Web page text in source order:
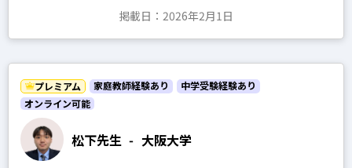
掲載日：2026年2月1日
松下先生 - 大阪大学
プレミアム 家庭教師経験あり
中学受験経験あり
オンライン可能